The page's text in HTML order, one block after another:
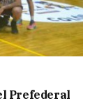
Prefederal